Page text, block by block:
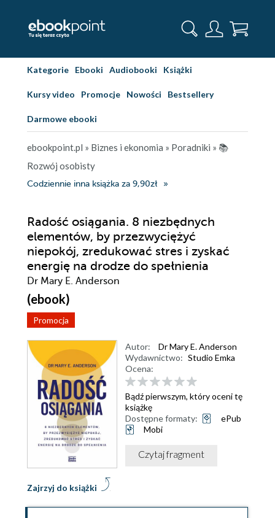
Kategorie Ebooki Audiobooki Książki
Kursy video Promocje Nowości Bestsellery
Darmowe ebooki
ebookpoint.pl » Biznes i ekonomia » Poradniki » 📚
Rozwój osobisty
Codziennie inna książka za 9,90zł
Radość osiągania. 8 niezbędnych
elementów, by przezwyciężyć
niepokój, zredukować stres i zyskać
energię na drodze do spełnienia
Dr Mary E. Anderson
(ebook)
Promocja
Zajrzyj do książki
Autor:
Dr Mary E. Anderson
Wydawnictwo: Studio Emka
Ocena:
Bądź pierwszym, który oceni tę
książkę
Dostępne formaty:
ePub
Mobi
Czytaj fragment